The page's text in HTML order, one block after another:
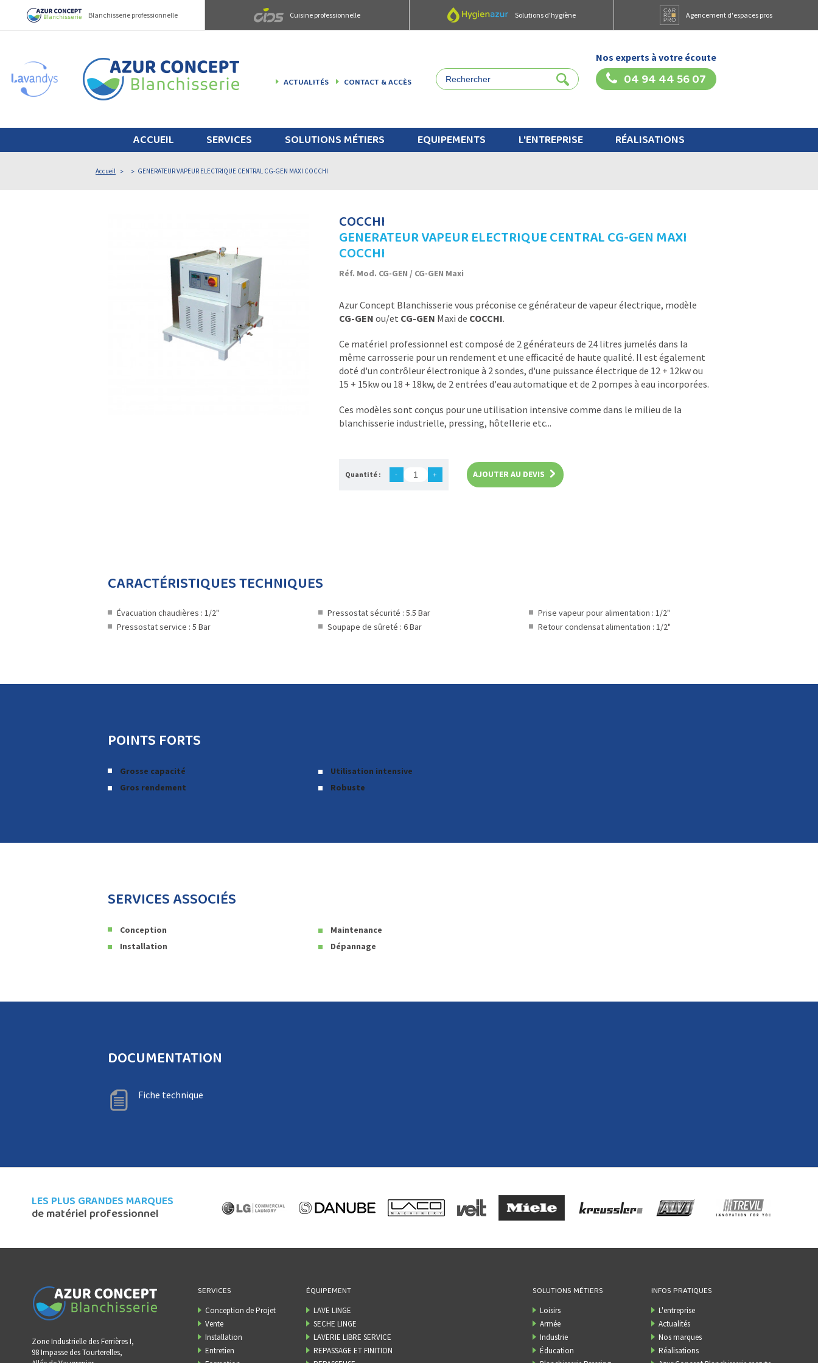
Blanchisserie professionnelle Cuisine professionnelle Solutions d'hygiène Agencement d'espaces pros
ACTUALITÉS CONTACT & ACCÈS
Nos experts à votre écoute
04 94 44 56 07
ACCUEIL SERVICES SOLUTIONS MÉTIERS EQUIPEMENTS L'ENTREPRISE RÉALISATIONS
Accueil GENERATEUR VAPEUR ELECTRIQUE CENTRAL CG-GEN MAXI COCCHI
COCCHI
GENERATEUR VAPEUR ELECTRIQUE CENTRAL CG-GEN MAXI
COCCHI
Réf. Mod. CG-GEN / CG-GEN Maxi
Azur Concept Blanchisserie vous préconise ce générateur de vapeur électrique, modèle
CG-GEN ou/et CG-GEN Maxi de COCCHI.
Ce matériel professionnel est composé de 2 générateurs de 24 litres jumelés dans la
même carrosserie pour un rendement et une efficacité de haute qualité. Il est également
doté d'un contrôleur électronique à 2 sondes, d'une puissance électrique de 12 + 12kw ou
15 + 15kw ou 18 + 18kw, de 2 entrées d'eau automatique et de 2 pompes à eau incorporées.
Ces modèles sont conçus pour une utilisation intensive comme dans le milieu de la
blanchisserie industrielle, pressing, hôtellerie etc...
Quantité : - + AJOUTER AU DEVIS
CARACTÉRISTIQUES TECHNIQUES
Évacuation chaudières : 1/2"
Pressostat service : 5 Bar
Pressostat sécurité : 5.5 Bar
Soupape de sûreté : 6 Bar
Prise vapeur pour alimentation : 1/2"
Retour condensat alimentation : 1/2"
POINTS FORTS
Grosse capacité
Gros rendement
Utilisation intensive
Robuste
SERVICES ASSOCIÉS
Conception
Installation
Maintenance
Dépannage
DOCUMENTATION
Fiche technique
LES PLUS GRANDES MARQUES
de matériel professionnel
Zone Industrielle des Ferrières I,
98 Impasse des Tourterelles,
SERVICES
Conception de Projet
Vente
Installation
Entretien
ÉQUIPEMENT
LAVE LINGE
SECHE LINGE
LAVERIE LIBRE SERVICE
REPASSAGE ET FINITION
SOLUTIONS MÉTIERS
Loisirs
Armée
Industrie
Éducation
INFOS PRATIQUES
L'entreprise
Actualités
Nos marques
Réalisations
Panneau de gestion des cookies